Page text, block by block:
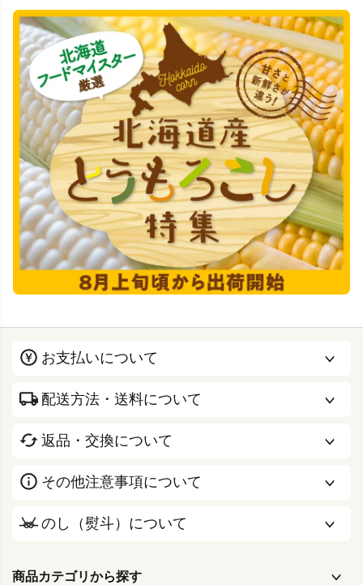
お支払いについて
配送方法・送料について
返品・交換について
その他注意事項について
のし（熨斗）について
商品カテゴリから探す